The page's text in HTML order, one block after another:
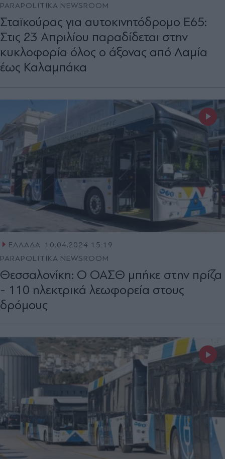
PARAPOLITIKA NEWSROOM
Σταϊκούρας για αυτοκινητόδρομο Ε65:
Στις 23 Απριλίου παραδίδεται στην
κυκλοφορία όλος ο άξονας από Λαμία
έως Καλαμπάκα
ΕΛΛΑΔΑ 10.04.2024 15:19
PARAPOLITIKA NEWSROOM
Θεσσαλονίκη: Ο ΟΑΣΘ μπήκε στην πρίζα
- 110 ηλεκτρικά λεωφορεία στους
δρόμους